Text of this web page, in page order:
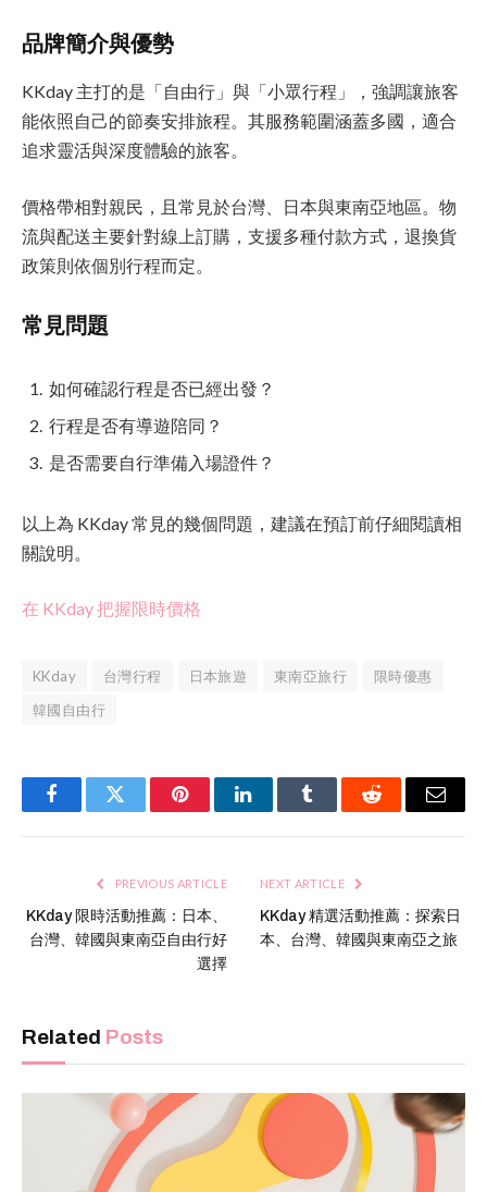
品牌簡介與優勢
KKday 主打的是「自由行」與「小眾行程」，強調讓旅客
能依照自己的節奏安排旅程。其服務範圍涵蓋多國，適合
追求靈活與深度體驗的旅客。
價格帶相對親民，且常見於台灣、日本與東南亞地區。物
流與配送主要針對線上訂購，支援多種付款方式，退換貨
政策則依個別行程而定。
常見問題
如何確認行程是否已經出發？
行程是否有導遊陪同？
是否需要自行準備入場證件？
以上為 KKday 常見的幾個問題，建議在預訂前仔細閱讀相
關說明。
在 KKday 把握限時價格
KKday 台灣行程 日本旅遊 東南亞旅行
限時優惠
韓國自由行
FacebookTwitter PinterestLinkedInTumblr Reddit Email
PREVIOUS ARTICLE
KKday 限時活動推薦：日本、
台灣、韓國與東南亞自由行好
選擇
NEXT ARTICLE
KKday 精選活動推薦：探索日
本、台灣、韓國與東南亞之旅
Related Posts